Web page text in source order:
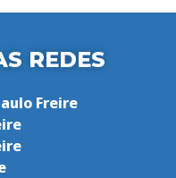
REDES
Freire